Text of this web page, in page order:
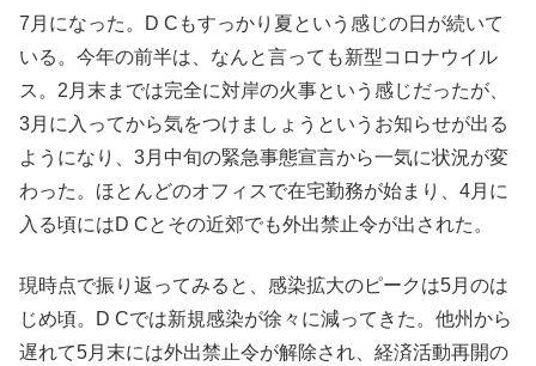
7月になった。D Cもすっかり夏という感じの日が続いて
いる。今年の前半は、なんと言っても新型コロナウイル
ス。2月末までは完全に対岸の火事という感じだったが、
3月に入ってから気をつけましょうというお知らせが出る
ようになり、3月中旬の緊急事態宣言から一気に状況が変
わった。ほとんどのオフィスで在宅勤務が始まり、4月に
入る頃にはD Cとその近郊でも外出禁止令が出された。
現時点で振り返ってみると、感染拡大のピークは5月のは
じめ頃。D Cでは新規感染が徐々に減ってきた。他州から
遅れて5月末には外出禁止令が解除され、経済活動再開の